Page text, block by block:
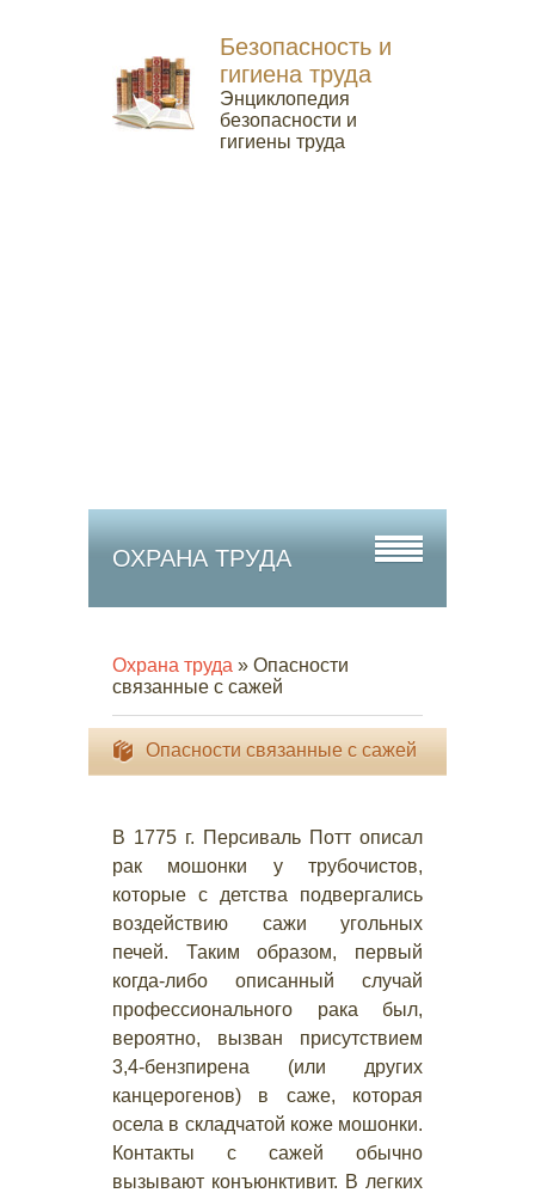
Безопасность и
гигиена труда
Энциклопедия
безопасности и
гигиены труда
ОХРАНА ТРУДА
Охрана труда » Опасности
связанные с сажей
Опасности связанные с сажей
В 1775 г. Персиваль Потт описал
рак мошонки у трубочистов,
которые с детства подвергались
воздействию сажи угольных
печей. Таким образом, первый
когда-либо описанный случай
профессионального рака был,
вероятно, вызван присутствием
3,4-бензпирена (или других
канцерогенов) в саже, которая
осела в складчатой коже мошонки.
Контакты с сажей обычно
вызывают конъюнктивит. В легких